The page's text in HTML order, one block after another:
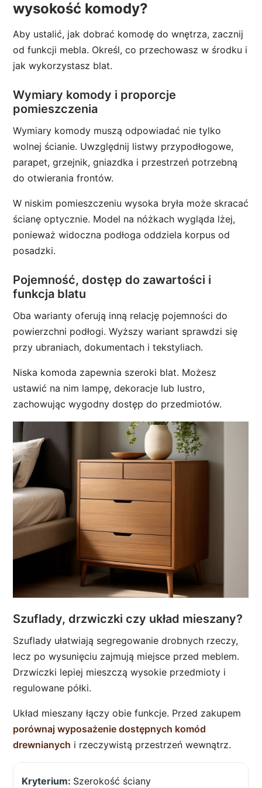
wysokość komody?
Aby ustalić, jak dobrać komodę do wnętrza, zacznij
od funkcji mebla. Określ, co przechowasz w środku i
jak wykorzystasz blat.
Wymiary komody i proporcje
pomieszczenia
Wymiary komody muszą odpowiadać nie tylko
wolnej ścianie. Uwzględnij listwy przypodłogowe,
parapet, grzejnik, gniazdka i przestrzeń potrzebną
do otwierania frontów.
W niskim pomieszczeniu wysoka bryła może skracać
ścianę optycznie. Model na nóżkach wygląda lżej,
ponieważ widoczna podłoga oddziela korpus od
posadzki.
Pojemność, dostęp do zawartości i
funkcja blatu
Oba warianty oferują inną relację pojemności do
powierzchni podłogi. Wyższy wariant sprawdzi się
przy ubraniach, dokumentach i tekstyliach.
Niska komoda zapewnia szeroki blat. Możesz
ustawić na nim lampę, dekoracje lub lustro,
zachowując wygodny dostęp do przedmiotów.
Szuflady, drzwiczki czy układ mieszany?
Szuflady ułatwiają segregowanie drobnych rzeczy,
lecz po wysunięciu zajmują miejsce przed meblem.
Drzwiczki lepiej mieszczą wysokie przedmioty i
regulowane półki.
Układ mieszany łączy obie funkcje. Przed zakupem
porównaj wyposażenie dostępnych komód
drewnianych i rzeczywistą przestrzeń wewnątrz.
Szerokość ściany